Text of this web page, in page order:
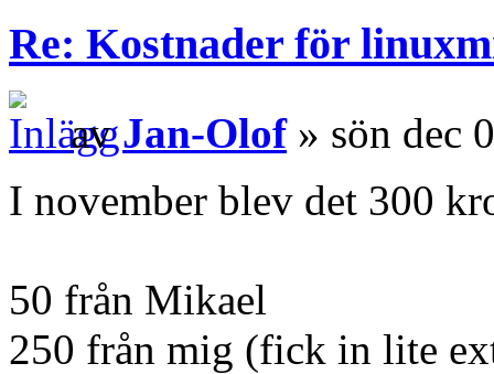
Re: Kostnader för
avJan-Olof» sön dec
I november blev det 300
50 från Mikael
250 från mig (fick in lite